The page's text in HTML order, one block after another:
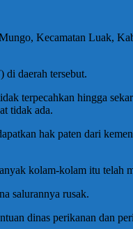
Kecamatan Luak,
di daerah tersebut.
terpecahkan hingga
tidak ada.
hak paten dari
kolam-kolam itu telah
salurannya rusak.
dinas perikanan dan